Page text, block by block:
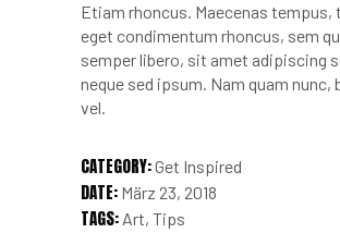
Etiam rhoncus. Maecenas tempus,
eget condimentum rhoncus, sem
semper libero, sit amet adipiscing
neque sed ipsum. Nam quam nunc,
vel.
CATEGORY:Get Inspired
DATE: März 23, 2018
TAGS: Art Tips